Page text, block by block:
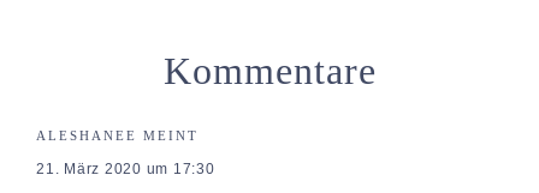
Kommentare
ALESHANEE MEINT
21. März 2020 um 17:30